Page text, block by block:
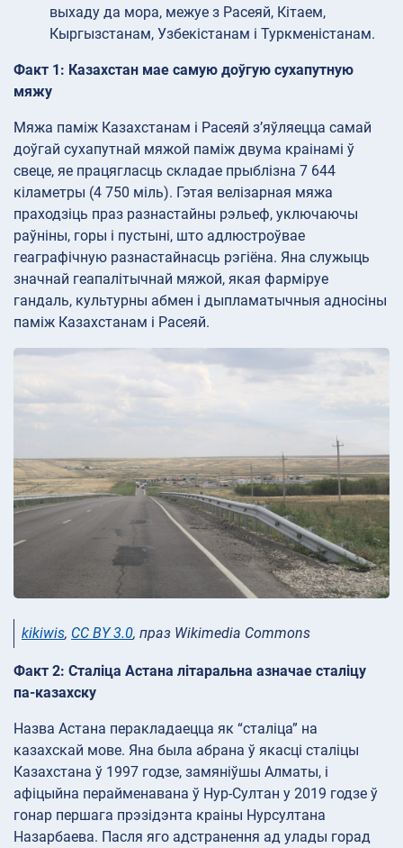
выхаду да мора, межуе з Расеяй, Кітаем,
Кыргызстанам, Узбекістанам і Туркменістанам.
Факт 1: Казахстан мае самую доўгую сухапутную
мяжу
Мяжа паміж Казахстанам і Расеяй з’яўляецца самай
доўгай сухапутнай мяжой паміж двума краінамі ў
свеце, яе працягласць складае прыблізна 7 644
кіламетры (4 750 міль). Гэтая велізарная мяжа
праходзіць праз разнастайны рэльеф, уключаючы
раўніны, горы і пустыні, што адлюстроўвае
геаграфічную разнастайнасць рэгіёна. Яна служыць
значнай геапалітычнай мяжой, якая фарміруе
гандаль, культурны абмен і дыпламатычныя адносіны
паміж Казахстанам і Расеяй.
kikiwis, CC BY 3.0, праз Wikimedia Commons
Факт 2: Сталіца Астана літаральна азначае сталіцу
па-казахску
Назва Астана перакладаецца як “сталіца” на
казахскай мове. Яна была абрана ў якасці сталіцы
Казахстана ў 1997 годзе, замяніўшы Алматы, і
афіцыйна перайменавана ў Нур-Султан у 2019 годзе ў
гонар першага прэзідэнта краіны Нурсултана
Назарбаева. Пасля яго адстранення ад улады горад